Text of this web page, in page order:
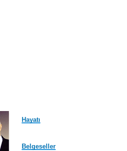
Hayatı
Belgeseller